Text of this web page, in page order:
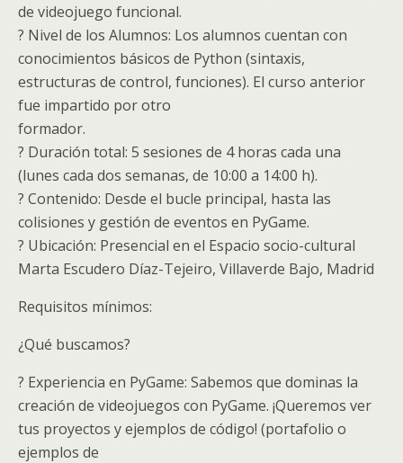
de videojuego funcional.
? Nivel de los Alumnos: Los alumnos cuentan con
conocimientos básicos de Python (sintaxis,
estructuras de control, funciones). El curso anterior
fue impartido por otro
formador.
? Duración total: 5 sesiones de 4 horas cada una
(lunes cada dos semanas, de 10:00 a 14:00 h).
? Contenido: Desde el bucle principal, hasta las
colisiones y gestión de eventos en PyGame.
? Ubicación: Presencial en el Espacio socio-cultural
Marta Escudero Díaz-Tejeiro, Villaverde Bajo, Madrid
Requisitos mínimos:
¿Qué buscamos?
? Experiencia en PyGame: Sabemos que dominas la
creación de videojuegos con PyGame. ¡Queremos ver
tus proyectos y ejemplos de código! (portafolio o
ejemplos de